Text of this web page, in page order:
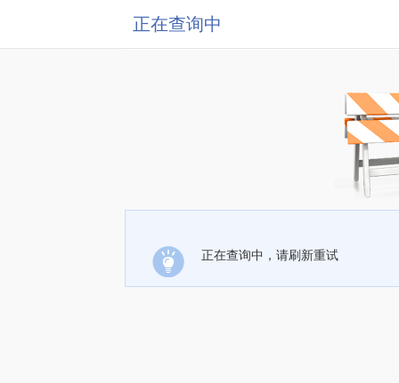
正在查询中
正在查询中，请刷新重试